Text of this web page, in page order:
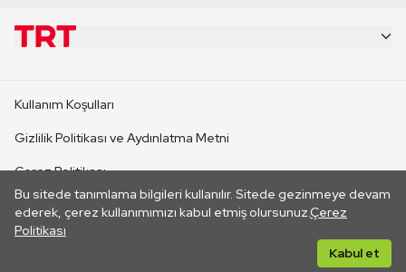
Bu sitede tanımlama bilgileri kullanılır. Sitede gezinmeye devam
ederek, çerez kullanımımızı kabul etmiş olursunuz.Çerez
Politikası
Kabul et
CANLI YAYINLAR
Kullanım Koşulları
Gizlilik Politikası ve Aydınlatma Metni
Çerez Politikası
İletişim
Her hakkı saklıdır. ©2026 TRT. Bağlantı yoluyla gidilen dış